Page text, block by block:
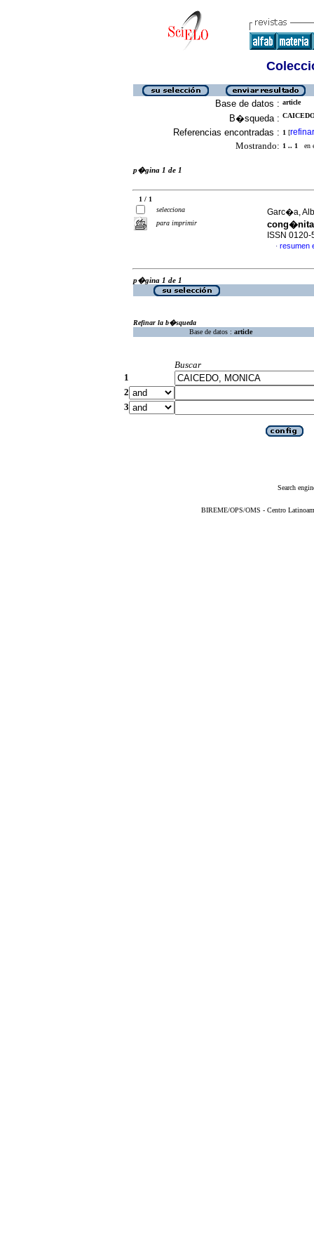
Base de datos : article
B�squeda :
Referencias encontradas : 1 [refinar
Mostrando: 1 .. 1 en
p�gina 1 de 1
1 / 1
selecciona
para imprimir
Garc�a,
ISSN 0120-
· resumen
p�gina 1 de 1
Refinar la b�squeda
Base de datos : article
Buscar
1
2
3
Search
BIREME/OPS/OMS - Centro